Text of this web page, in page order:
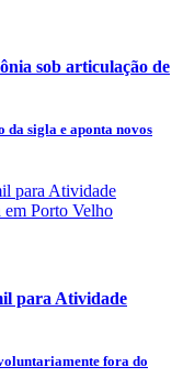
sob articulação de
da sigla e aponta novos
para Atividade
fora do